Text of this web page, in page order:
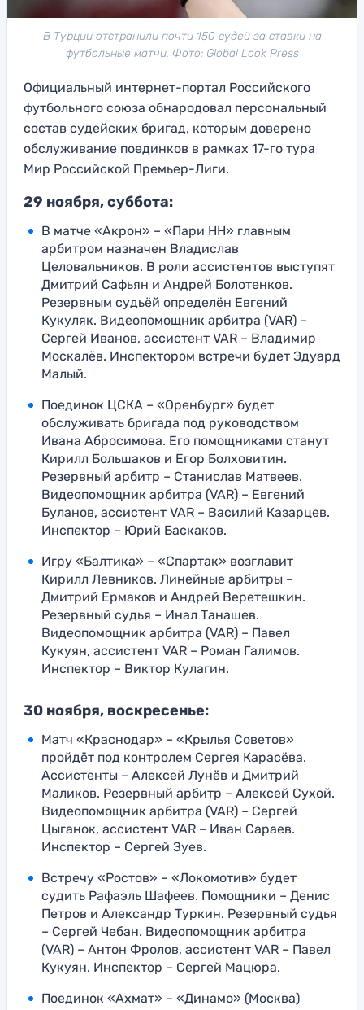
В Турции отстранили почти 150 судей за ставки на
футбольные матчи. Фото: Global Look Press
Официальный интернет-портал Российского
футбольного союза обнародовал персональный
состав судейских бригад, которым доверено
обслуживание поединков в рамках 17-го тура
Мир Российской Премьер-Лиги.
29 ноября, суббота:
В матче «Акрон» – «Пари НН» главным
арбитром назначен Владислав
Целовальников. В роли ассистентов выступят
Дмитрий Сафьян и Андрей Болотенков.
Резервным судьёй определён Евгений
Кукуляк. Видеопомощник арбитра (VAR) –
Сергей Иванов, ассистент VAR – Владимир
Москалёв. Инспектором встречи будет Эдуард
Малый.
Поединок ЦСКА – «Оренбург» будет
обслуживать бригада под руководством
Ивана Абросимова. Его помощниками станут
Кирилл Большаков и Егор Болховитин.
Резервный арбитр – Станислав Матвеев.
Видеопомощник арбитра (VAR) – Евгений
Буланов, ассистент VAR – Василий Казарцев.
Инспектор – Юрий Баскаков.
Игру «Балтика» – «Спартак» возглавит
Кирилл Левников. Линейные арбитры –
Дмитрий Ермаков и Андрей Веретешкин.
Резервный судья – Инал Танашев.
Видеопомощник арбитра (VAR) – Павел
Кукуян, ассистент VAR – Роман Галимов.
Инспектор – Виктор Кулагин.
30 ноября, воскресенье:
Матч «Краснодар» – «Крылья Советов»
пройдёт под контролем Сергея Карасёва.
Ассистенты – Алексей Лунёв и Дмитрий
Маликов. Резервный арбитр – Алексей Сухой.
Видеопомощник арбитра (VAR) – Сергей
Цыганок, ассистент VAR – Иван Сараев.
Инспектор – Сергей Зуев.
Встречу «Ростов» – «Локомотив» будет
судить Рафаэль Шафеев. Помощники – Денис
Петров и Александр Туркин. Резервный судья
– Сергей Чебан. Видеопомощник арбитра
(VAR) – Антон Фролов, ассистент VAR – Павел
Кукуян. Инспектор – Сергей Мацюра.
Поединок «Ахмат» – «Динамо» (Москва)